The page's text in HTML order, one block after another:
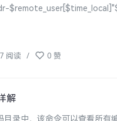
阅读 / 0 赞
解
录中，该命令可以查看所